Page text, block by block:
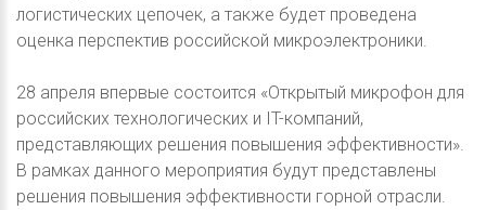
логистических цепочек, а также будет проведена
оценка перспектив российской микроэлектроники.
28 апреля впервые состоится «Открытый микрофон для
российских технологических и IT-компаний,
представляющих решения повышения эффективности».
В рамках данного мероприятия будут представлены
решения повышения эффективности горной отрасли.